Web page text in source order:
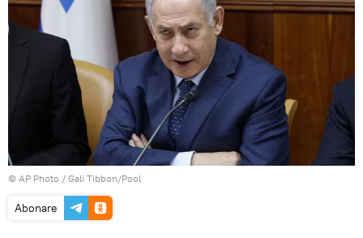
© AP Photo / Gali Tibbon/Pool
Abonare